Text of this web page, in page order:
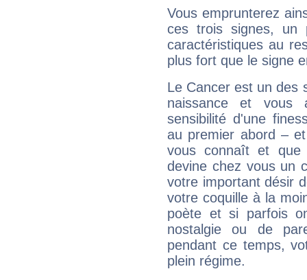
Vous emprunterez
ces trois signes, un
caractéristiques au
plus fort que le signe
Le Cancer est un des
naissance et vous
sensibilité d'une
au premier abord –
vous connaît et
devine chez vous un
votre important désir
votre coquille à la
poète et si parfois
nostalgie ou de
pendant ce temps,
plein régime.